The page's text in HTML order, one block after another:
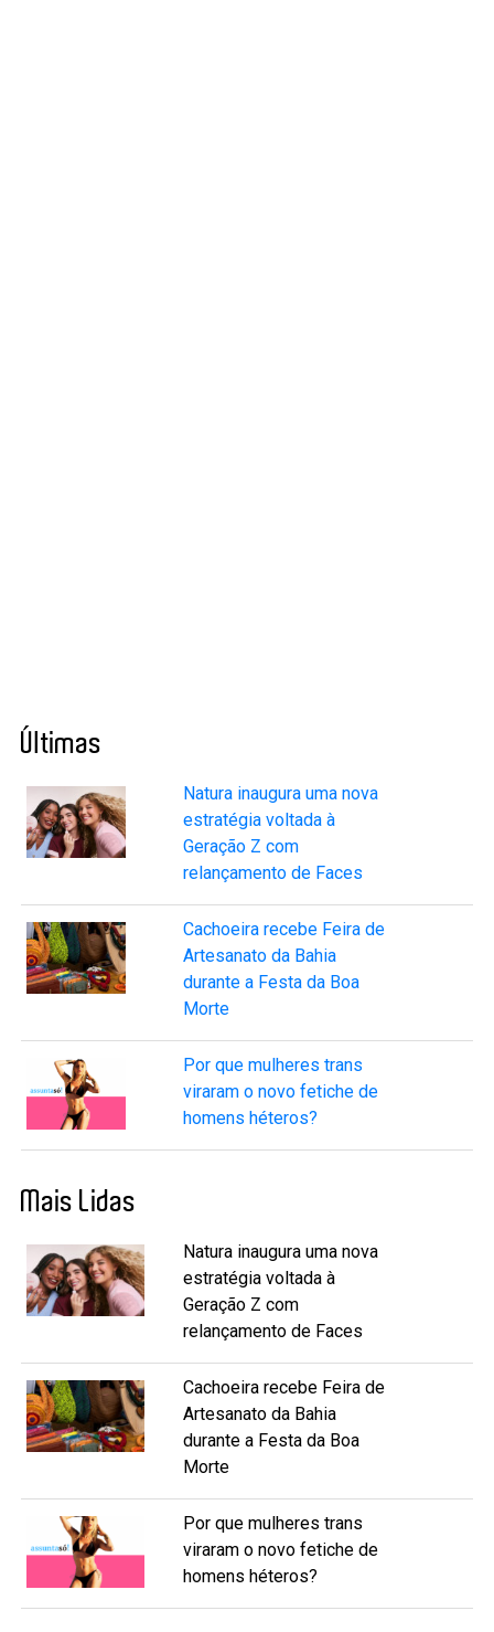
Últimas
Natura inaugura uma nova
estratégia voltada à
Geração Z com
relançamento de Faces
Cachoeira recebe Feira de
Artesanato da Bahia
durante a Festa da Boa
Morte
Por que mulheres trans
viraram o novo fetiche de
homens héteros?
Mais Lidas
Natura inaugura uma nova
estratégia voltada à
Geração Z com
relançamento de Faces
Cachoeira recebe Feira de
Artesanato da Bahia
durante a Festa da Boa
Morte
Por que mulheres trans
viraram o novo fetiche de
homens héteros?